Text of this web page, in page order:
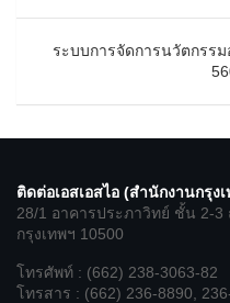
ระบบการจัดการนวัตกรร
ติดต่อเอสเอสไอ (สำนักงานกรุง
28/1 อาคารประภาวิทย์ ชั้น 2-
กรุงเทพฯ 10500
โทรศัพท์ : (662) 238-3063-82
โทรสาร : (662) 236-8890,